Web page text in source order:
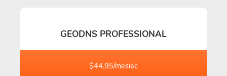
GEODNS PROFESSIONAL
$44.95/mesiac